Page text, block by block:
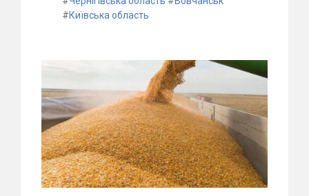
#Київська область